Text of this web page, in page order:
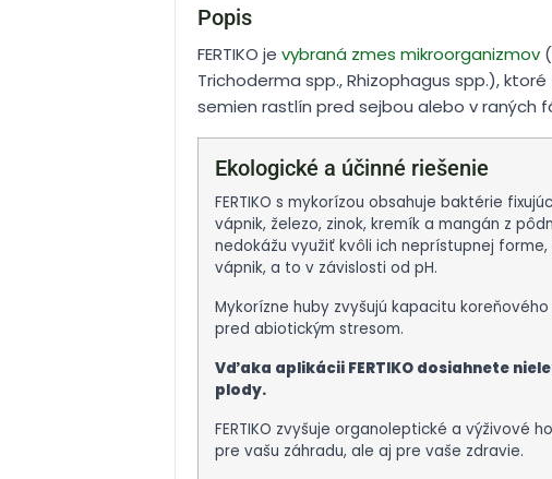
Popis
FERTIKO je vybraná zmes mikroorganizmov
Trichoderma spp., Rhizophagus spp.),
semien rastlín pred sejbou alebo v raných
Ekologické a účinné riešenie
FERTIKO s mykorízou obsahuje baktérie
vápnik, železo, zinok, kremík a mangán z
nedokážu využiť kvôli ich neprístupnej
vápnik, a to v závislosti od pH.
Mykorízne huby zvyšujú kapacitu
pred abiotickým stresom.
Vďaka aplikácii FERTIKO dosiahnete
plody.
FERTIKO zvyšuje organoleptické a výživové
pre vašu záhradu, ale aj pre vaše zdravie.